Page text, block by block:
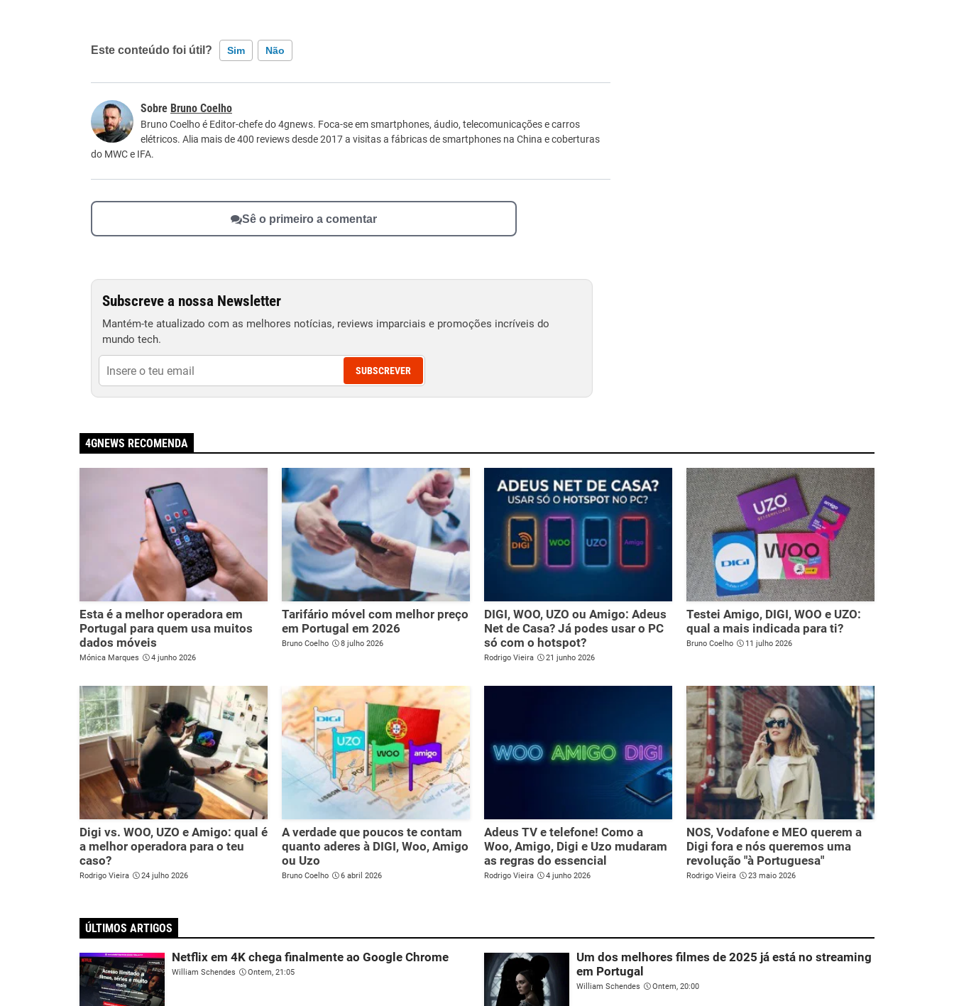
Este conteúdo foi útil? Sim Não
Este conteúdo não tem a informação que procuro
Outro
Bruno Coelho
Bruno Coelho é Editor-chefe do 4gnews. Foca-se em smartphones, áudio, telecomunicações e carros
elétricos. Alia mais de 400 reviews desde 2017 a visitas a fábricas de smartphones na China e coberturas
do MWC e IFA.
Sê o primeiro a comentar
Subscreve a nossa Newsletter
Mantém-te atualizado com as melhores notícias, reviews imparciais e promoções incríveis do
mundo tech.
SUBSCREVER
4GNEWS RECOMENDA
Esta é a melhor operadora em
Portugal para quem usa muitos
dados móveis
Mónica Marques 4 junho 2026
Tarifário móvel com melhor preço
em Portugal em 2026
Bruno Coelho 8 julho 2026
DIGI, WOO, UZO ou Amigo: Adeus
Net de Casa? Já podes usar o PC
só com o hotspot?
Rodrigo Vieira 21 junho 2026
Testei Amigo, DIGI, WOO e UZO:
qual a mais indicada para ti?
Bruno Coelho 11 julho 2026
Digi vs. WOO, UZO e Amigo: qual é
a melhor operadora para o teu
caso?
Rodrigo Vieira 24 julho 2026
A verdade que poucos te contam
quanto aderes à DIGI, Woo, Amigo
ou Uzo
Bruno Coelho 6 abril 2026
Adeus TV e telefone! Como a
Woo, Amigo, Digi e Uzo mudaram
as regras do essencial
Rodrigo Vieira 4 junho 2026
NOS, Vodafone e MEO querem a
Digi fora e nós queremos uma
revolução "à Portuguesa"
Rodrigo Vieira 23 maio 2026
ÚLTIMOS ARTIGOS
Netflix em 4K chega finalmente ao Google Chrome
William Schendes Ontem, 21:05
Um dos melhores filmes de 2025 já está no streaming
em Portugal
William Schendes Ontem, 20:00